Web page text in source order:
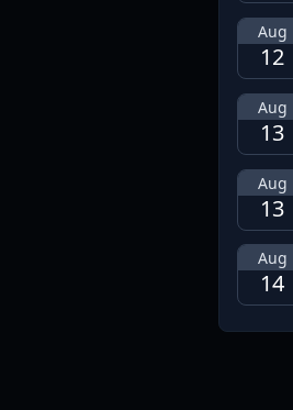
Aug
12
Aug
13
Aug
13
Aug
14